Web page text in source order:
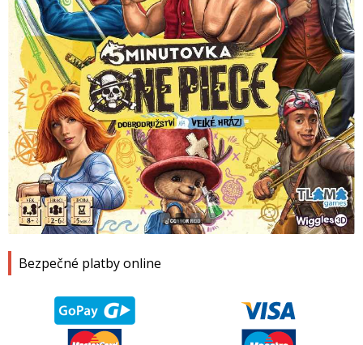
Bezpečné platby online